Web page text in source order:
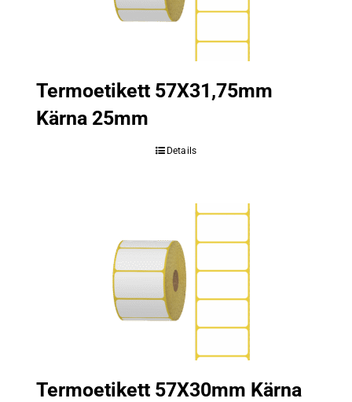
Termoetikett 57X31,75mm
Kärna 25mm
Details
Termoetikett 57X30mm Kärna